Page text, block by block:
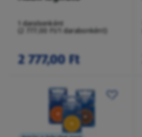
1 darabonként
(2 777,00 Ft/1 darabonként)
2 777,00 Ft